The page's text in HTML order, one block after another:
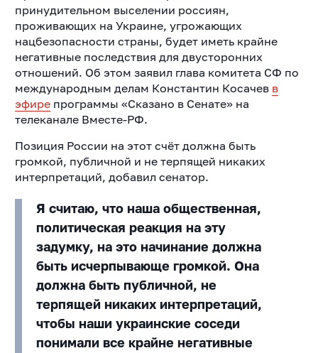
принудительном выселении россиян,
проживающих на Украине, угрожающих
нацбезопасности страны, будет иметь крайне
негативные последствия для двусторонних
отношений. Об этом заявил глава комитета СФ по
международным делам Константин Косачев в
эфирепрограммы «Сказано в Сенате» на
телеканале Вместе-РФ.
Позиция России на этот счёт должна быть
громкой, публичной и не терпящей никаких
интерпретаций, добавил сенатор.
Я считаю, что наша общественная,
политическая реакция на эту
задумку, на это начинание должна
быть исчерпывающе громкой. Она
должна быть публичной, не
терпящей никаких интерпретаций,
чтобы наши украинские соседи
понимали все крайне негативные